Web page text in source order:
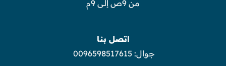
من 9ص إلى 9م
اتصل بنا
جوال: 0096598517615